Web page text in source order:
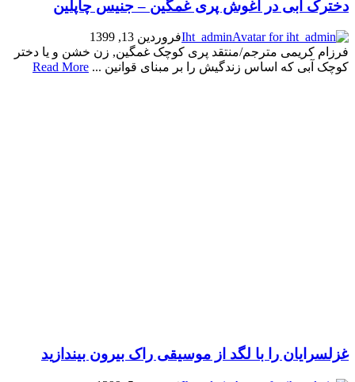
دخترک آبی در آغوش پری غمگین – جنیس چاپلین
Iht_adminفروردین 13, 1399
فرزام کریمی مترجم/منتقد پری کوچک غمگین, زن خشن و یا دختر
کوچک آبی که اساس زندگیش را بر مبنای قوانین ... Read More
غزلسرایان را با لگد از موسیقی راک بیرون بیندازید